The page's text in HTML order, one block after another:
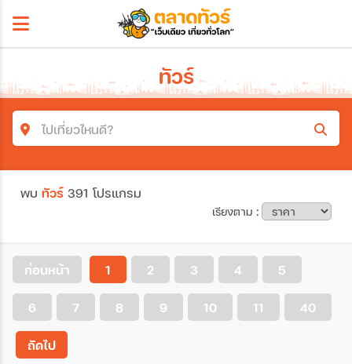
ทัวร์
ไปเที่ยวไหนดี?
โซน
ประเทศ
พบ ทัวร์ 391 โปรแกรม
เรียงตาม :
ก่อนหน้า 1 2 3 4 5
6 7 8 9 10 11 40
ถัดไป